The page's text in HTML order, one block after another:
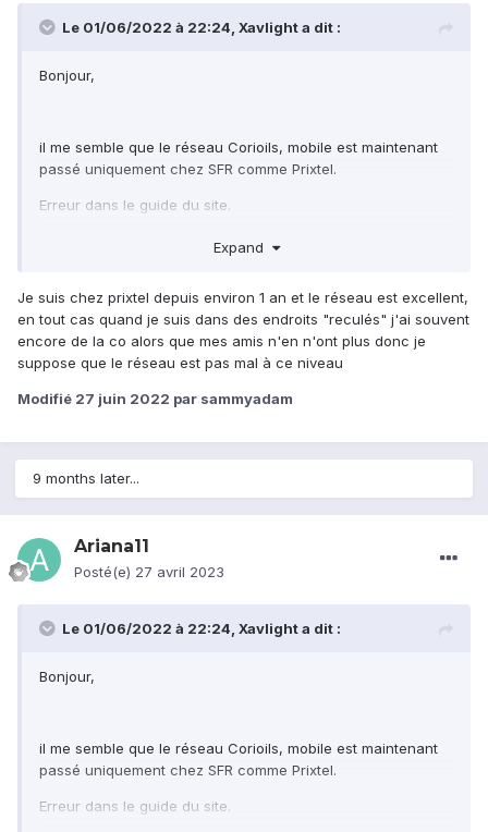
Le 01/06/2022 à 22:24, Xavlighta dit :
Bonjour,
il me semble que le réseau Corioils, mobile est maintenant
passé uniquement chez SFR comme Prixtel.
Erreur dans le guide du site.
Il n'y a plus que Sosh ou Orange pour utiliser le réseau
Dommage qu'il n'y est plus d'alternative en MVNO sur ce
réseau en France ; à moins que j'ai raté quelque chose.
Cordialement
Xav
Expand
Je suis chez prixtel depuis environ 1 an et le réseau est excellent,
en tout cas quand je suis dans des endroits "reculés" j'ai souvent
encore de la co alors que mes amis n'en n'ont plus donc je
suppose que le réseau est pas mal à ce niveau
Modifié 27 juin 2022 par sammyadam
9 months later...
Ariana11
Posté(e) 27 avril 2023
Le 01/06/2022 à 22:24, Xavlighta dit :
Bonjour,
il me semble que le réseau Corioils, mobile est maintenant
passé uniquement chez SFR comme Prixtel.
Erreur dans le guide du site.